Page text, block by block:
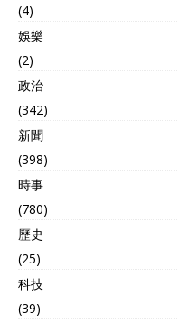
(4)
娛樂
(2)
政治
(342)
新聞
(398)
時事
(780)
歷史
(25)
科技
(39)